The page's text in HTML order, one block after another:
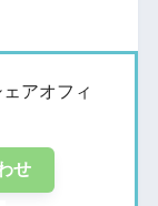
アオフィ
せ